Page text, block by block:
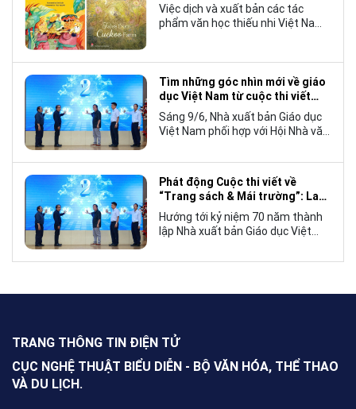
Việc dịch và xuất bản các tác
phẩm văn học thiếu nhi Việt Nam
tế, mà còn góp phần đưa những
câu chuyện mang đậm bản sắc
văn hóa Việt Nam bước ra thế giới.
Tìm những góc nhìn mới về giáo
dục Việt Nam từ cuộc thi viết
“Trang sách và Mái trường”
Sáng 9/6, Nhà xuất bản Giáo dục
Việt Nam phối hợp với Hội Nhà văn
cuộc thi viết về “Trang sách và
Mái trường”, hướng tới kỷ niệm 70
năm thành lập Nhà xuất bản Giáo
dục Việt Nam vào năm 2027.
Phát động Cuộc thi viết về
“Trang sách & Mái trường”: Lan
tỏa tình yêu học tập, tôn vinh
những giá trị bền vững của giáo
dục
Hướng tới kỷ niệm 70 năm thành
lập Nhà xuất bản Giáo dục Việt
NXBGDVN phối hợp với Hội Nhà
Nam trong và ngoài nước, không
giới hạn độ tuổi, nghề nghiệp hay
nơi cư trú.
TRANG THÔNG TIN ĐIỆN TỬ
CỤC NGHỆ THUẬT BIỂU DIỄN - BỘ VĂN HÓA, THỂ THAO
VÀ DU LỊCH.